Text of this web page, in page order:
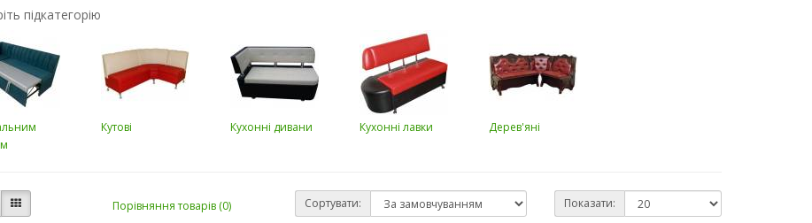
підкатегорію
Кутові Кухонні дивани Кухонні лавки Дерев'яні
Порівняння товарів (0) Сортувати: Показати: